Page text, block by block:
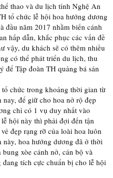
thao và du lịch tỉnh Nghệ An
tổ chức lễ hội hoa hướng dương
đầu năm 2017 nhằm biến cánh
hấp dẫn, khắc phục các vấn đề
vậy, du khách sẽ có thêm nhiều
có thể phát triển du lịch, thu
Tập đoàn TH quảng bá sản
chức trong khoảng thời gian từ
để giữ cho hoa nở rộ đẹp
chỉ có 1 vụ duy nhất vào
hội này thì phải đợi đến tận
đẹp rạng rỡ của loài hoa luôn
hoa hướng dương đã ở thời
xòe cánh nở, cán bộ và
tích cực chuẩn bị cho lễ hội